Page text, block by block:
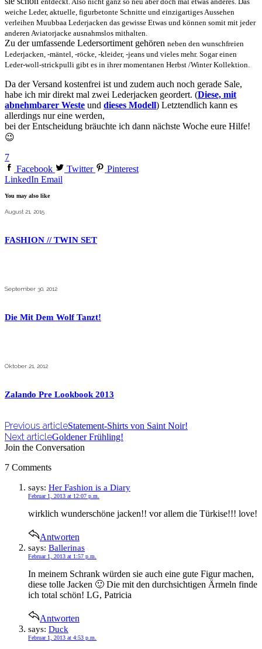
weiche Leder, aktuelle, figurbetonte Schnitte und einzigartiges Aussehen
verleihen Muubbaa Lederjacken das gewisse Etwas und können somit mit jeder
anderen Aviatorjacke ausnahmslos mithalten.
Zu der umfassende Ledersortiment gehören neben den wunschfreien
Lederjacken, -mäntel, -röcke, -kleider, -jeans und vieles mehr. Sogar einen
Leder-woll-strickpulli gibt es in ihrer momentanen Herbst /Winter Kollektion.
Da der Versand kostenfrei ist und zudem auch noch gerade Sale,
habe ich mir direkt mal zwei Lederjacken geordert. (Diese, mit
abnehmbarer Weste und dieses Modell) Letztendlich kann es
allerdings nur eine werden,
bei der Entscheidung bräuchte ich dann nächste Woche eure Hilfe!
😉
7
Facebook
Twitter
Pinterest
LinkedIn Email
You may also like
August 21, 2015
FASHION // TWIN SET
September 30, 2012
Die Mit Dem Wolf Tanzt!
Oktober 21, 2012
Zalando Pre Lookbook 2013
Previous articleStatement-Shirts von Saint Noir!
Next articleGoldener Frühling!
Join the Conversation
7 Comments
says: Her Fashion is a Diary
Februar 1, 2013 at 12:07 p.m.
wirklich wunderschöne jacken!! vor allem die Türkise!!! love!
Antworten
says: Ballerinas
Februar 1, 2013 at 1:57 p.m.
In meinem Schrank würden sie auch eine gute Figur machen,
diese tolle Jacken 🙂 Die mit den durchsichtigen Ärmeln finde
ich total schön! LG, Patricia
Antworten
says: Duck
Februar 1, 2013 at 4:53 p.m.